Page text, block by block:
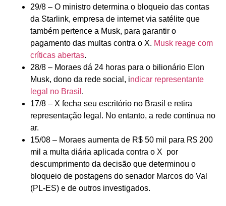
29/8 – O ministro determina o bloqueio das contas
da Starlink, empresa de internet via satélite que
também pertence a Musk, para garantir o
pagamento das multas contra o X. Musk reage com
críticas abertas.
28/8 – Moraes dá 24 horas para o bilionário Elon
Musk, dono da rede social, indicar representante
legal no Brasil .
17/8 – X fecha seu escritório no Brasil e retira
representação legal. No entanto, a rede continua no
ar.
15/08 – Moraes aumenta de R$ 50 mil para R$ 200
mil a multa diária aplicada contra o X por
descumprimento da decisão que determinou o
bloqueio de postagens do senador Marcos do Val
(PL-ES) e de outros investigados.